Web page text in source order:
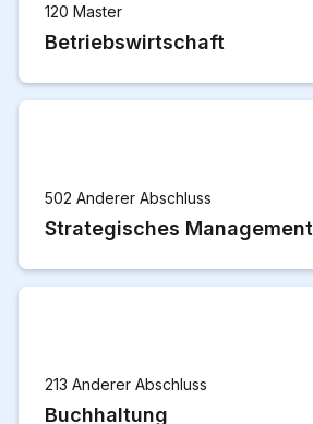
120 Master
Betriebswirtschaft
502 Anderer Abschluss
Strategisches Management
213 Anderer Abschluss
Buchhaltung